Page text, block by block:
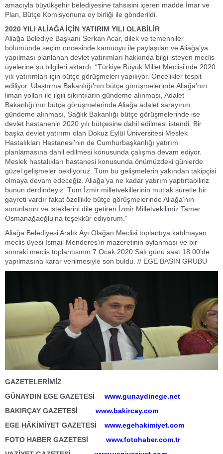
amacıyla büyükşehir belediyesine tahsisini içeren madde İmar ve
Plan, Bütçe Komisyonuna oy birliği ile gönderildi.
2020 YILI ALİAĞA İÇİN YATIRIM YILI OLABİLİR
Aliağa Belediye Başkanı Serkan Acar, dilek ve temenniler
bölümünde seçim öncesinde kamuoyu ile paylaşılan ve Aliağa’ya
yapılması planlanan devlet yatırımları hakkında bilgi isteyen meclis
üyelerine şu bilgileri aktardı: “Türkiye Büyük Millet Meclisi’nde 2020
yılı yatırımları için bütçe görüşmeleri yapılıyor. Öncelikler tespit
ediliyor. Ulaştırma Bakanlığı’nın bütçe görüşmelerinde Aliağa’nın
liman yolları ile ilgili sıkıntıların gündeme alınması, Adalet
Bakanlığı’nın bütçe görüşmelerinde Aliağa adalet sarayının
gündeme alınması, Sağlık Bakanlığı bütçe görüşmelerinde ise
devlet hastanenin 2020 yılı bütçesine dahil edilmesi istendi. Bir
başka devlet yatırımı olan Dokuz Eylül Üniversitesi Meslek
Hastalıkları Hastanesi’nin de Cumhurbaşkanlığı yatırım
planlamasına dahil edilmesi konusunda çalışma devam ediyor.
Meslek hastalıkları hastanesi konusunda önümüzdeki günlerde
güzel gelişmeler bekliyoruz. Tüm bu gelişmelerin yakından takipçisi
olmaya devam edeceğiz. Aliağa’ya ne kadar yatırım yaptırtabiliriz
bunun derdindeyiz. Tüm İzmir milletvekillerinin mutlak suretle bir
gayreti vardır fakat özellikle bütçe görüşmelerinde Aliağa’nın
sorunlarını ve isteklerini dile getiren İzmir Milletvekilimiz Tamer
Osmanağaoğlu’na teşekkür ediyorum.”
Aliağa Belediyesi Aralık Ayı Olağan Meclisi toplantıya katılmayan
meclis üyesi İsmail Menderes’in mazeretinin oylanması ve bir
sonraki meclis toplantısının 7 Ocak 2020 Salı günü saat 18.00’de
yapılmasına karar verilmesiyle son buldu. // EGE BASIN GRUBU
GAZETELERİMİZ
GÜNAYDIN EGE GAZETESİ
www.gunaydinege.net
BAKIRÇAY GAZETESİ www.bakircay.com
EGE HÂKİMİYET GAZETESİ
www.egehakimiyet.com
FOTO HABER GAZETESİ
www.fotohaber.com.tr